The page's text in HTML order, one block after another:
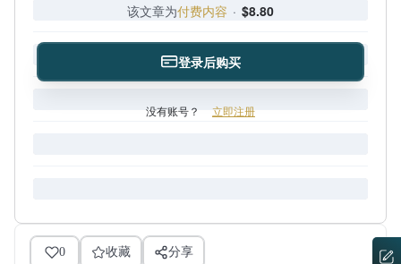
该文章为付费内容 · $8.80
登录后购买
没有账号？ 立即注册
0 收藏 分享